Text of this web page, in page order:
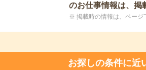
のお仕事情報は、掲
※ 掲載時の情報は、ページ
お探しの条件に近